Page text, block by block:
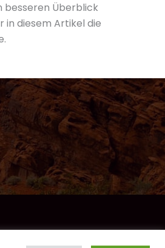
besseren Überblick
diesem Artikel die